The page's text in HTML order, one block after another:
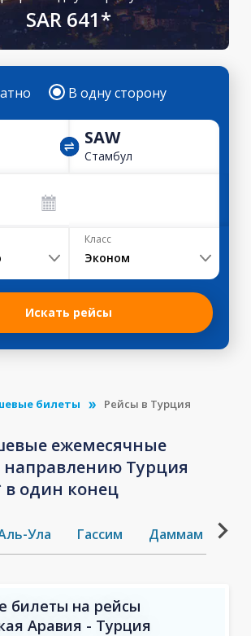
SAR 641*
В одну сторону
SAW
Стамбул
Класс
Эконом
Искать рейсы
билеты Рейсы в Турция
ежемесячные
Турция
в один конец
Ула Гассим Даммам
билеты на рейсы
Аравия - Турция